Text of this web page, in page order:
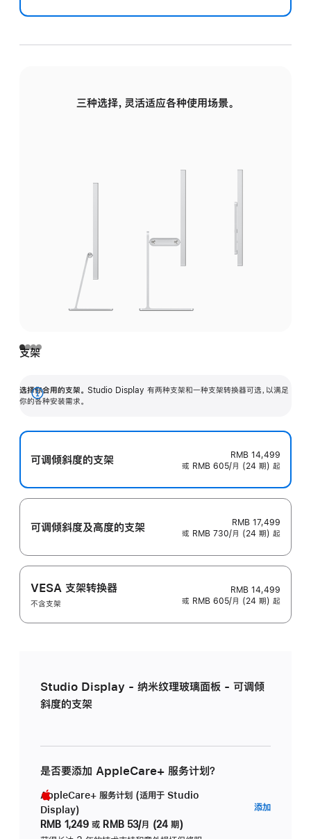
三种选择，灵活适应各种使用场景。
支架
选择你合用的支架。 Studio Display 有两种支架和一种支架转换器可选，以满足
你的各种安装需求。
展
可调倾斜度的支架
RMB 14,499
或 RMB 605/月 (24 期) 起
可调倾斜度及高‍度的支‍架
RMB 17,499
或 RMB 730/月 (24 期) 起
VESA 支架转换器
不含支架
RMB 14,499
或 RMB 605/月 (24 期) 起
Studio Display - 纳米纹理玻璃面板 - 可调倾
斜度的支架
是否要添加 AppleCare+ 服务计划？
AppleCare+ 服务计划 (适用于 Studio
Display)
RMB 1,249 或 RMB 53/月 (24 期)
添加